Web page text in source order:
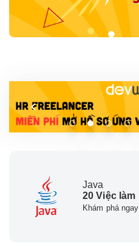
Java
20 Việc làm
Khám phá ngay